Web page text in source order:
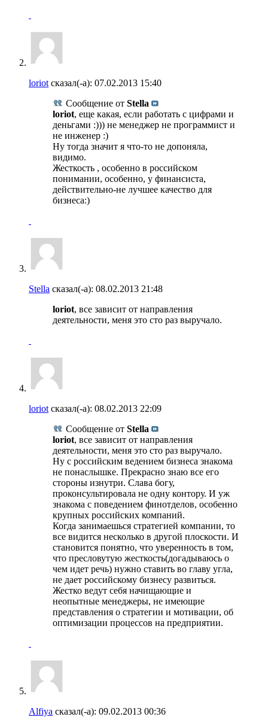
loriot сказал(-а): 07.02.2013 15:40
Сообщение от Stella
loriot, еще какая, если работать с цифрами и
деньгами :))) не менеджер не программист и
не инженер :)
Ну тогда значит я что-то не допоняла,
видимо.
Жесткость , особенно в российском
понимании, особенно, у финансиста,
действительно-не лучшее качество для
бизнеса:)
Stella сказал(-а): 08.02.2013 21:48
loriot, все зависит от направления
деятельности, меня это сто раз выручало.
loriot сказал(-а): 08.02.2013 22:09
Сообщение от Stella
loriot, все зависит от направления
деятельности, меня это сто раз выручало.
Ну с российским ведением бизнеса знакома
не понаслышке. Прекрасно знаю все его
стороны изнутри. Слава богу,
проконсультировала не одну контору. И уж
знакома с поведением финотделов, особенно
крупных российских компаний.
Когда занимаешься стратегией компании, то
все видится несколько в другой плоскости. И
становится понятно, что уверенность в том,
что пресловутую жесткость(догадываюсь о
чем идет речь) нужно ставить во главу угла,
не дает российскому бизнесу развиться.
Жестко ведут себя начищающие и
неопытные менеджеры, не имеющие
представления о стратегии и мотивации, об
оптимизации процессов на предприятии.
Alfiya сказал(-а): 09.02.2013 00:36